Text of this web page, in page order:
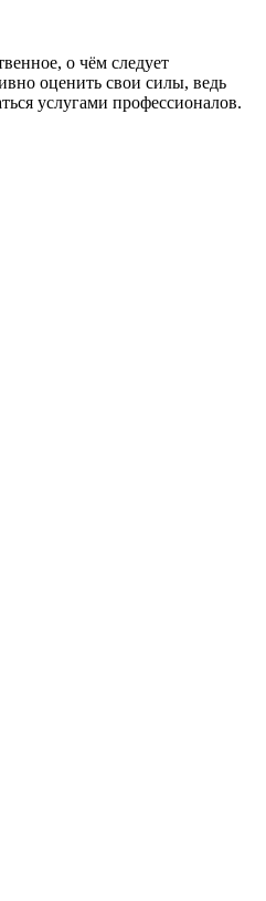
о чём следует
оценить свои силы, ведь
услугами профессионалов.